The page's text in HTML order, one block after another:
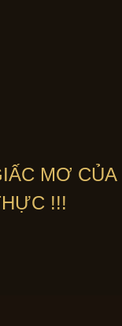
MƠ CỦA
!!!